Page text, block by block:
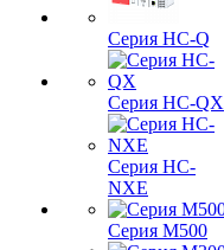
Серия HC-Q
Серия HC-QX
Серия HC-
NXE
Серия M500